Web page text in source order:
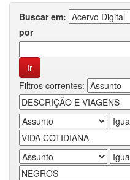
Buscar em:
por
Filtros correntes: